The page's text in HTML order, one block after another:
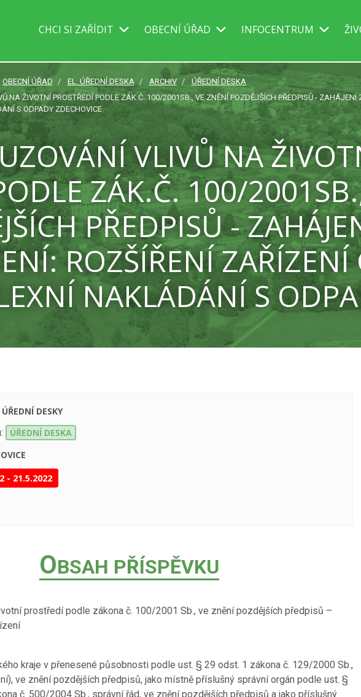
CHCI SI ZAŘÍDIT OBECNÍ ÚŘAD INFOCENTRUM
OBECNÍ ÚŘAD EL. ÚŘEDNÍ DESKA ARCHIV
ÚŘEDNÍ DESKA
NA ŽIVOTNÍ PROSTŘEDÍ PODLE ZÁK.Č. 100/2001SB., VE ZNĚNÍ POZDĚJŠÍCH PŘEDPISŮ -
S ODPADY ZDECHOVICE
VLIVŮ NA
ZÁK.Č. 100/
PŘEDPISŮ -
ROZŠÍŘENÍ ZAŘÍZENÍ
NAKLÁDÁNÍ S
DESKY
ÚŘEDNÍ DESKA
- 21.5.2022
OBSAH PŘÍSPĚVKU
prostředí podle zákona č. 100/2001 Sb., ve znění pozdějších předpisů –
kraje v přenesené působnosti podle ust. § 29 odst. 1 zákona č. 129/2000 Sb.,
ve znění pozdějších předpisů, jako místně příslušný správní orgán podle ust. §
č. 500/2004 Sb., správní řád, ve znění pozdějších předpisů a jako příslušný